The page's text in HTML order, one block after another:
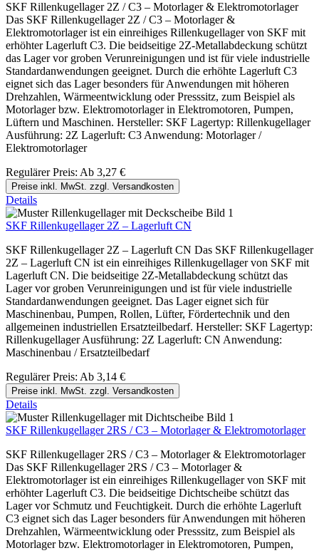
SKF Rillenkugellager 2Z / C3 – Motorlager & Elektromotorlager
Das SKF Rillenkugellager 2Z / C3 – Motorlager &
Elektromotorlager ist ein einreihiges Rillenkugellager von SKF mit
erhöhter Lagerluft C3. Die beidseitige 2Z-Metallabdeckung schützt
das Lager vor groben Verunreinigungen und ist für viele industrielle
Standardanwendungen geeignet. Durch die erhöhte Lagerluft C3
eignet sich das Lager besonders für Anwendungen mit höheren
Drehzahlen, Wärmeentwicklung oder Presssitz, zum Beispiel als
Motorlager bzw. Elektromotorlager in Elektromotoren, Pumpen,
Lüftern und Maschinen. Hersteller: SKF Lagertyp: Rillenkugellager
Ausführung: 2Z Lagerluft: C3 Anwendung: Motorlager /
Elektromotorlager
Regulärer Preis: Ab 3,27 €
Preise inkl. MwSt. zzgl. Versandkosten
Details
SKF Rillenkugellager 2Z – Lagerluft CN
SKF Rillenkugellager 2Z – Lagerluft CN Das SKF Rillenkugellager
2Z – Lagerluft CN ist ein einreihiges Rillenkugellager von SKF mit
Lagerluft CN. Die beidseitige 2Z-Metallabdeckung schützt das
Lager vor groben Verunreinigungen und ist für viele industrielle
Standardanwendungen geeignet. Das Lager eignet sich für
Maschinenbau, Pumpen, Rollen, Lüfter, Fördertechnik und den
allgemeinen industriellen Ersatzteilbedarf. Hersteller: SKF Lagertyp:
Rillenkugellager Ausführung: 2Z Lagerluft: CN Anwendung:
Maschinenbau / Ersatzteilbedarf
Regulärer Preis: Ab 3,14 €
Preise inkl. MwSt. zzgl. Versandkosten
Details
SKF Rillenkugellager 2RS / C3 – Motorlager & Elektromotorlager
SKF Rillenkugellager 2RS / C3 – Motorlager & Elektromotorlager
Das SKF Rillenkugellager 2RS / C3 – Motorlager &
Elektromotorlager ist ein einreihiges Rillenkugellager von SKF mit
erhöhter Lagerluft C3. Die beidseitige Dichtscheibe schützt das
Lager vor Schmutz und Feuchtigkeit. Durch die erhöhte Lagerluft
C3 eignet sich das Lager besonders für Anwendungen mit höheren
Drehzahlen, Wärmeentwicklung oder Presssitz, zum Beispiel als
Motorlager bzw. Elektromotorlager in Elektromotoren, Pumpen,